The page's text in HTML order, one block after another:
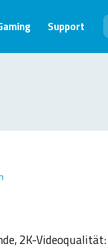
Support
2K-